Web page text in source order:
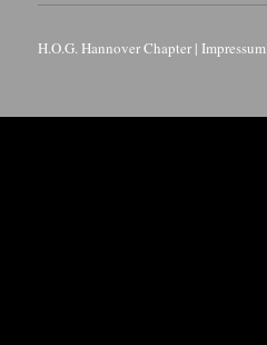
H.O.G. Hannover Chapter | Impressum